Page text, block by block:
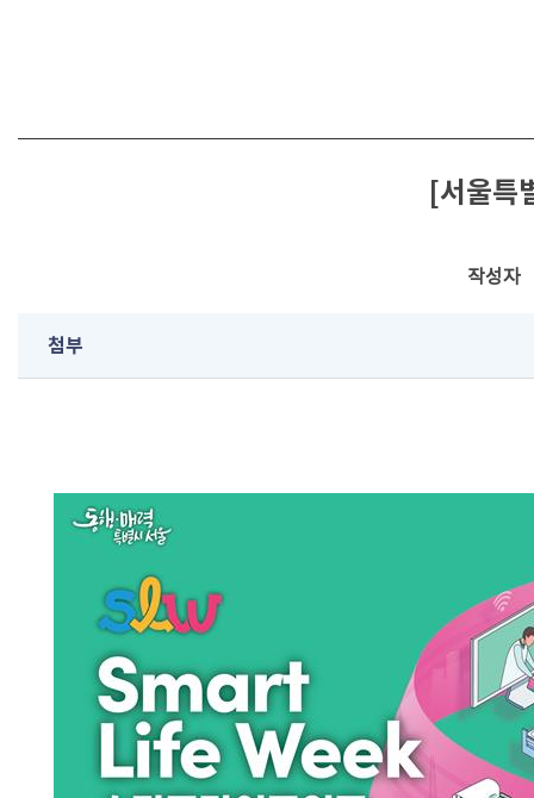
[서울
작성자
첨부